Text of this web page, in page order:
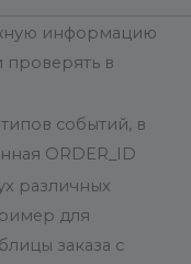
информацию
проверять в
событий, в
ORDER_ID
различных
для
заказа с